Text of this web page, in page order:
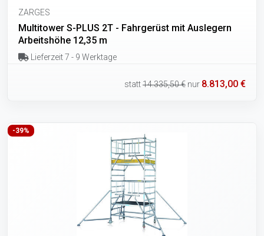
ZARGES
Multitower S-PLUS 2T - Fahrgerüst mit Auslegern
Arbeitshöhe 12,35 m
Lieferzeit 7 - 9 Werktage
statt14.335,50 € nur 8.813,00 €
-39%